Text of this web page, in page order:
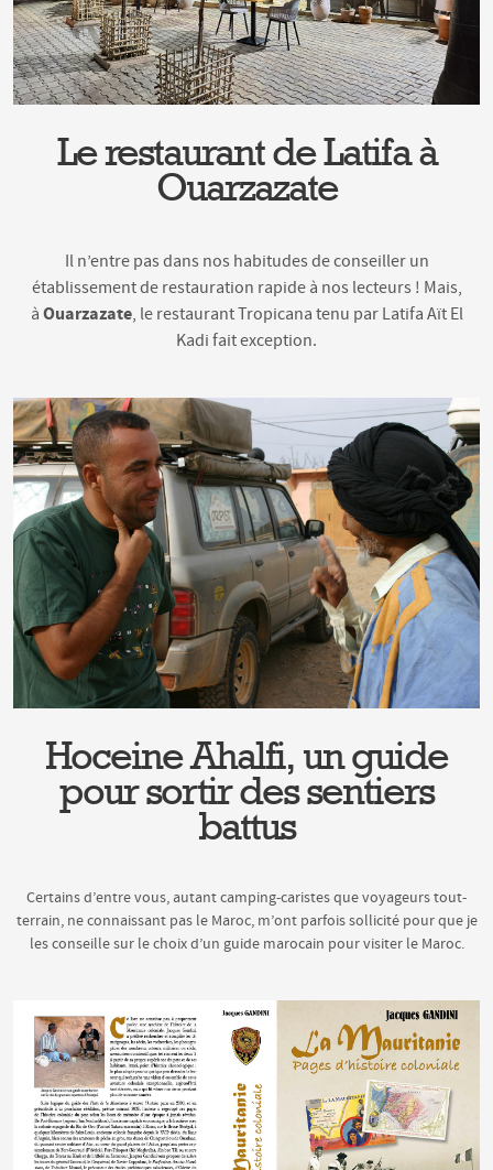
Le restaurant de Latifa à
Ouarzazate
Il n’entre pas dans nos habitudes de conseiller un
établissement de restauration rapide à nos lecteurs ! Mais,
à Ouarzazate, le restaurant Tropicana tenu par Latifa Aït El
Kadi fait exception.
Hoceine Ahalfi, un guide
pour sortir des sentiers
battus
Certains d’entre vous, autant camping-caristes que voyageurs tout-
terrain, ne connaissant pas le Maroc, m’ont parfois sollicité pour que je
les conseille sur le choix d’un guide marocain pour visiter le Maroc.